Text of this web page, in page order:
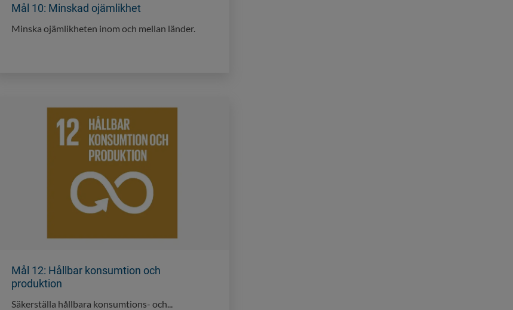
Mål 10: Minskad ojämlikhet
Minska ojämlikheten inom och mellan länder.
Mål 12: Hållbar konsumtion och
produktion
Säkerställa hållbara konsumtions- och...